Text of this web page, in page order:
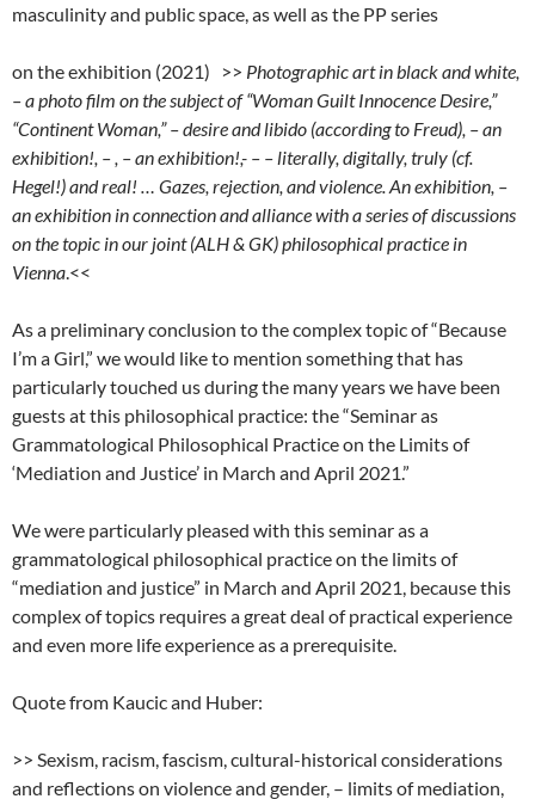
masculinity and public space, as well as the PP series
on the exhibition (2021) >> Photographic art in black and white,
– a photo film on the subject of “Woman Guilt Innocence Desire,”
“Continent Woman,” – desire and libido (according to Freud), – an
exhibition!, – , – an exhibition!,- – – literally, digitally, truly (cf.
Hegel!) and real! … Gazes, rejection, and violence. An exhibition, –
an exhibition in connection and alliance with a series of discussions
on the topic in our joint (ALH & GK) philosophical practice in
Vienna.<<
As a preliminary conclusion to the complex topic of “Because
I’m a Girl,” we would like to mention something that has
particularly touched us during the many years we have been
guests at this philosophical practice: the “Seminar as
Grammatological Philosophical Practice on the Limits of
‘Mediation and Justice’ in March and April 2021.”
We were particularly pleased with this seminar as a
grammatological philosophical practice on the limits of
“mediation and justice” in March and April 2021, because this
complex of topics requires a great deal of practical experience
and even more life experience as a prerequisite.
Quote from Kaucic and Huber:
>> Sexism, racism, fascism, cultural-historical considerations
and reflections on violence and gender, – limits of mediation,